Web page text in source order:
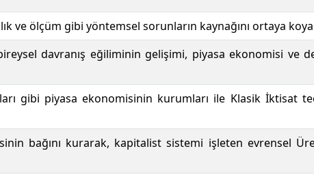
ve ölçüm gibi yöntemsel sorunların kaynağını ortaya
davranış eğiliminin gelişimi, piyasa ekonomisi ve
gibi piyasa ekonomisinin kurumları ile Klasik İktisat
bağını kurarak, kapitalist sistemi işleten evrensel